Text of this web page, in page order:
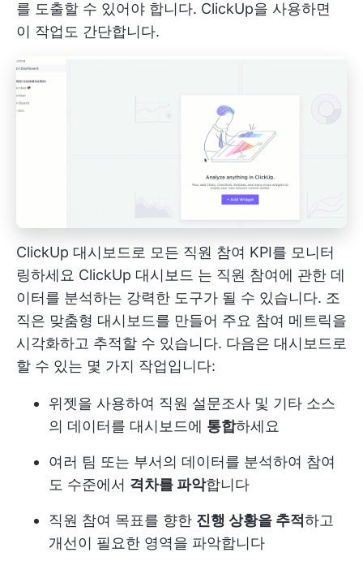
를 도출할 수 있어야 합니다. ClickUp을 사용하면
이 작업도 간단합니다.
ClickUp 대시보드로 모든 직원 참여 KPI를 모니터
링하세요 ClickUp 대시보드 는 직원 참여에 관한 데
이터를 분석하는 강력한 도구가 될 수 있습니다. 조
직은 맞춤형 대시보드를 만들어 주요 참여 메트릭을
시각화하고 추적할 수 있습니다. 다음은 대시보드로
할 수 있는 몇 가지 작업입니다:
위젯을 사용하여 직원 설문조사 및 기타 소스
의 데이터를 대시보드에 통합하세요
여러 팀 또는 부서의 데이터를 분석하여 참여
도 수준에서 격차를 파악합니다
직원 참여 목표를 향한 진행 상황을 추적하고
개선이 필요한 영역을 파악합니다